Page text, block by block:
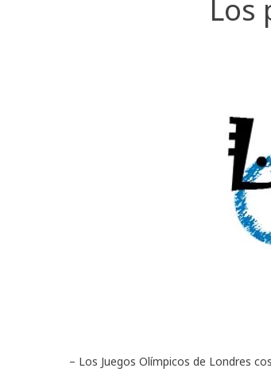
Los
– Los Juegos Olímpicos de Londres